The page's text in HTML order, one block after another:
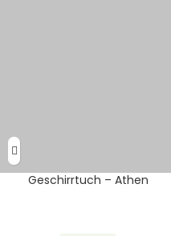
Geschirrtuch – Athen